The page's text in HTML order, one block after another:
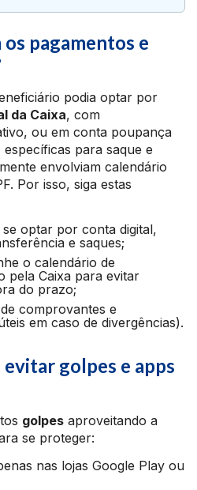
pagamentos e
podia optar por
da Caixa, com
ou em conta poupança
para saque e
envolviam calendário
Por isso, siga estas
se optar por conta digital,
e saques;
o calendário de
pela Caixa para evitar
do prazo;
comprovantes e
em caso de divergências).
golpes e apps
golpes aproveitando a
se proteger:
nas lojas Google Play ou